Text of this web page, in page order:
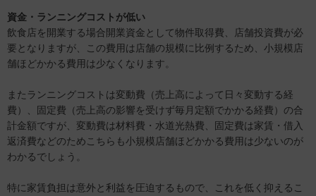
資金・ランニングコストが低い
飲食店を開業する場合開業資金として物件取得費、店舗投資費が必
要となりますが、この費用は店舗の規模に比例するため、小規模店
舗ほどかかる費用は少なくなります。
またランニングコストは変動費（売上高によって日々変動する経
費）、固定費（売上高の影響を受けず毎月定額でかかる経費）の合
計金額ですが、変動費は材料費・水道光熱費、固定費は家賃・借入
返済費などのためこちらも小規模店舗ほどかかる費用は少ないのが
わかるでしょう。
特に家賃負担は意外と利益を圧迫するもので、これを低く抑えるこ